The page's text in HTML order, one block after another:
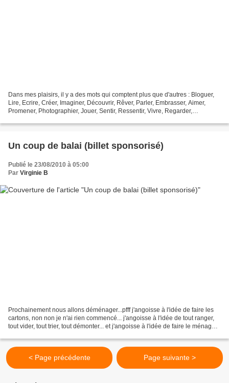
Dans mes plaisirs, il y a des mots qui comptent plus que d'autres : Bloguer,
Lire, Ecrire, Créer, Imaginer, Découvrir, Rêver, Parler, Embrasser, Aimer,
Promener, Photographier, Jouer, Sentir, Ressentir, Vivre, Regarder,
Un coup de balai (billet sponsorisé)
Publié le 23/08/2010 à 05:00
Par Virginie B
Prochainement nous allons déménager...pfff j'angoisse à l'idée de faire les
cartons, non non je n'ai rien commencé... j'angoisse à l'idée de tout ranger,
tout vider, tout trier, tout démonter... et j'angoisse à l'idée de faire le ménage
< Page précédente Page suivante >